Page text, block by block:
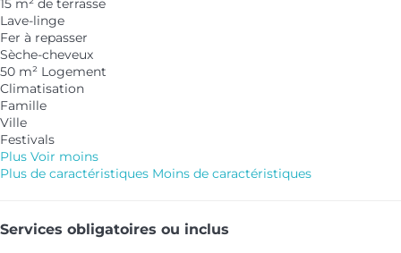
15 m² de terrasse
Lave-linge
Fer à repasser
Sèche-cheveux
50 m² Logement
Climatisation
Famille
Ville
Festivals
Plus Voir moins
Plus de caractéristiques Moins de caractéristiques
Services obligatoires ou inclus